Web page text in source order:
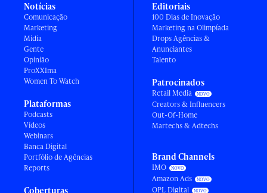
Notícias
Comunicação
Marketing
Mídia
Gente
Opinião
ProXXIma
Women To Watch
Plataformas
Podcasts
Vídeos
Webinars
Banca Digital
Portfólio de Agências
Reports
Coberturas
Editoriais
100 Dias de Inovação
Marketing na Olimpíada
Drops Agências &
Anunciantes
Talento
Patrocinados
Retail Media
Creators & Influencers
Out-Of-Home
Martechs & Adtechs
Brand Channels
IMO
Amazon Ads
OPL Digital